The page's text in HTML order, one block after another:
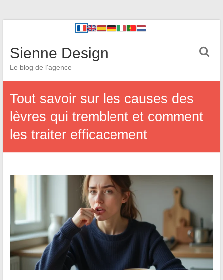
Sienne Design
Le blog de l'agence
Tout savoir sur les causes des
lèvres qui tremblent et comment
les traiter efficacement